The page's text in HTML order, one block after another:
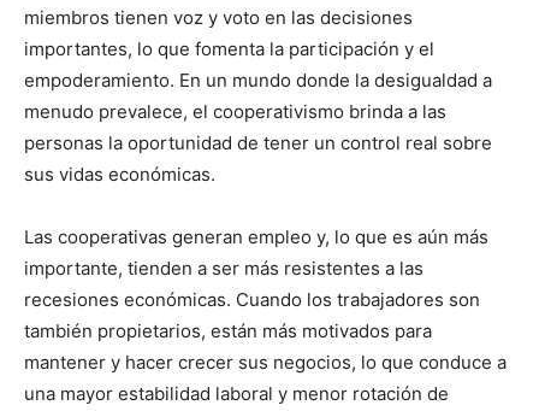
miembros tienen voz y voto en las decisiones
importantes, lo que fomenta la participación y el
empoderamiento. En un mundo donde la desigualdad a
menudo prevalece, el cooperativismo brinda a las
personas la oportunidad de tener un control real sobre
sus vidas económicas.
Las cooperativas generan empleo y, lo que es aún más
importante, tienden a ser más resistentes a las
recesiones económicas. Cuando los trabajadores son
también propietarios, están más motivados para
mantener y hacer crecer sus negocios, lo que conduce a
una mayor estabilidad laboral y menor rotación de